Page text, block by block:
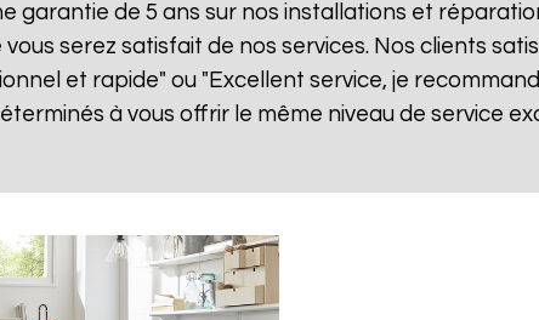
garantie de 5 ans sur nos installations et
serez satisfait de nos services. Nos clients
et rapide" ou "Excellent service, je
à vous offrir le même niveau de service